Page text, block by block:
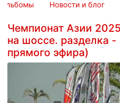
Новости и блог
Чемпионат Азии
на шоссе. разделка -
прямого эфира)